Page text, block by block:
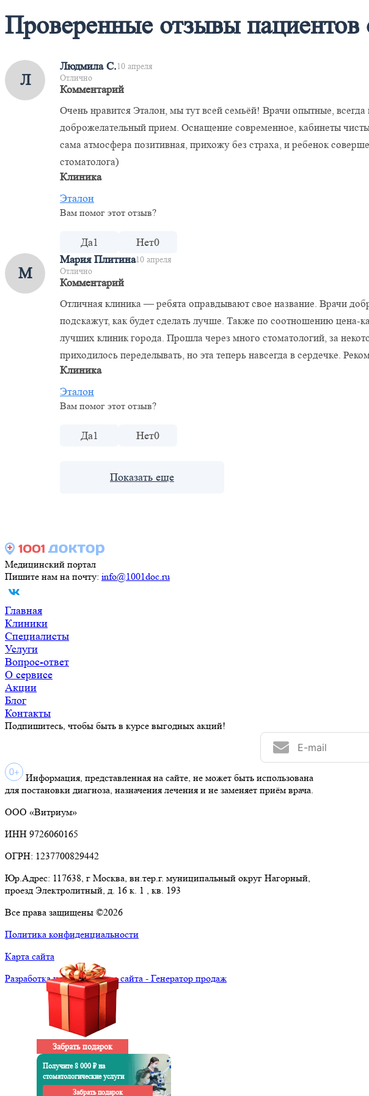
Проверенные отзывы пациентов
Л
Людмила С.10 апреля
Отлично
Комментарий
Очень нравится Эталон, мы тут всей семьёй! Врачи опытные,
доброжелательный прием. Оснащение современное, кабинеты
сама атмосфера позитивная, прихожу без страха, и ребенок
стоматолога)
Клиника
Эталон
Вам помог этот отзыв?
Да1 Нет0
М
Мария Плитина10 апреля
Отлично
Комментарий
Отличная клиника — ребята оправдывают свое название. Врачи
подскажут, как будет сделать лучше. Также по соотношению цена-
лучших клиник города. Прошла через много стоматологий, за
приходилось переделывать, но эта теперь навсегда в сердечке.
Клиника
Эталон
Вам помог этот отзыв?
Да1 Нет0
Медицинский портал
Пишите нам на почту: info@1001doc.ru
Главная
Клиники
Специалисты
Услуги
Вопрос-ответ
О сервисе
Акции
Блог
Контакты
Подпишитесь, чтобы быть в курсе выгодных акций!
Информация, представленная на сайте, не может быть использована
для постановки диагноза, назначения лечения и не заменяет приём врача.
ООО «Витриум»
ИНН 9726060165
ОГРН: 1237700829442
Юр.Адрес: 117638, г Москва, вн.тер.г. муниципальный округ Нагорный,
проезд Электролитный, д. 16 к. 1 , кв. 193
Все права защищены ©2026
Политика конфиденциальности
Карта сайта
Разработка и продвижение сайта - Генератор продаж
Забрать подарок
Получите 8 000 ₽ на
стоматологические услуги
Забрать подарок